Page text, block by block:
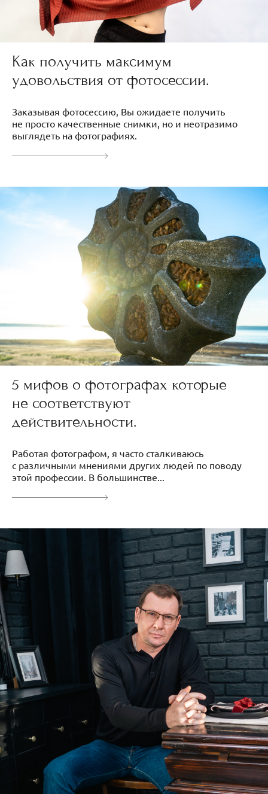
Как получить максимум
удовольствия от фотосессии.
Заказывая фотосессию, Вы ожидаете получить
не просто качественные снимки, но и неотразимо
выглядеть на фотографиях.
5 мифов о фотографах которые
не соответствуют
действительности.
Работая фотографом, я часто сталкиваюсь
с различными мнениями других людей по поводу
этой профессии. В большинстве...